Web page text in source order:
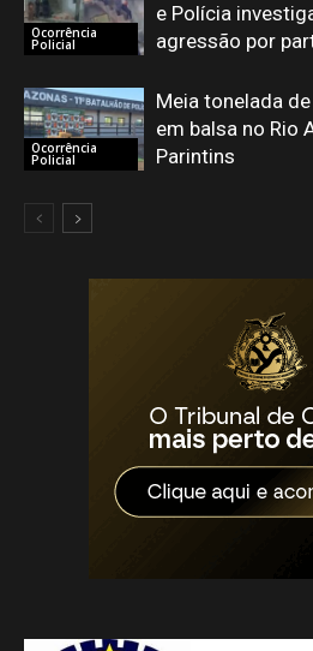
Ocorrência
Policial
e Polícia
agressão por
Ocorrência
Policial
Meia tonelada
em balsa no Rio
Parintins